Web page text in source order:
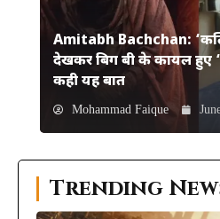
Amitabh Bachchan:
देखकर बिग बी के कायल हुए
कही यह बात
Mohammad Faique
Trending